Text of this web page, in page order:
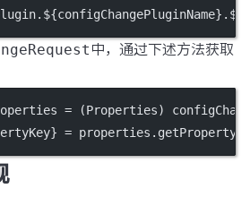
中，通过下述方法获取
= (Properties)
= properties. getProperty